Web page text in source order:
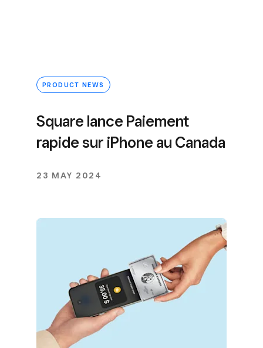
PRODUCT NEWS
Square lance Paiement
rapide sur iPhone au Canada
23 MAY 2024